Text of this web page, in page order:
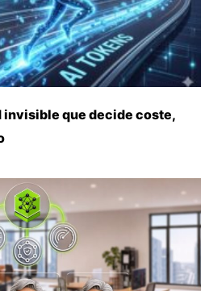
invisible que decide coste,